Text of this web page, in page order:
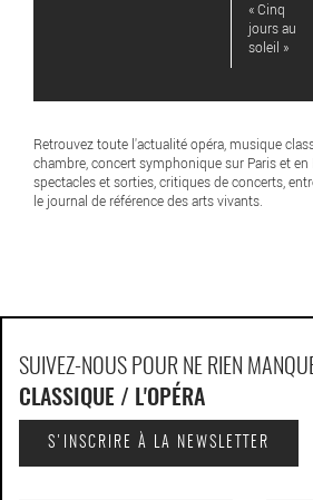
« Cinq
jours au
soleil »
Retrouvez toute l'actualité opéra, musique
chambre, concert symphonique sur Paris et en
spectacles et sorties, critiques de concerts,
le journal de référence des arts vivants.
SUIVEZ-NOUS POUR NE RIEN
CLASSIQUE / L'OPÉRA
S'INSCRIRE À LA NEWSLETTER